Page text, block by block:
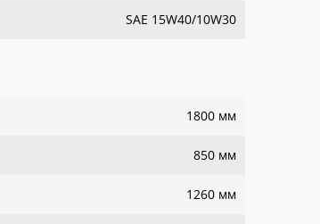
SAE 15W40/10W30
1800 мм
850 мм
1260 мм